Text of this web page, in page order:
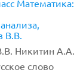
Математика:
В.В.
Никитин А.А.
слово